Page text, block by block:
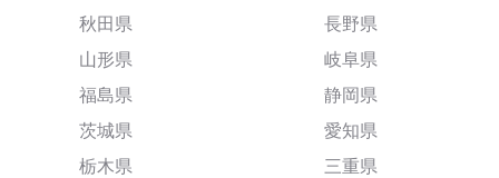
秋田県
山形県
福島県
茨城県
栃木県
長野県
岐阜県
静岡県
愛知県
三重県